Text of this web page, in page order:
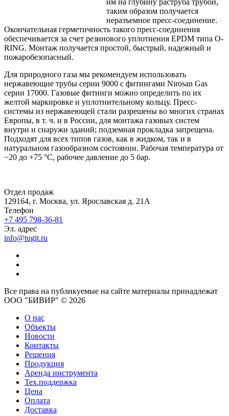
им на глубину раструба трубой,
таким образом получается
неразъемное пресс-соединение.
Окончательная герметичность такого пресс-соединения
обеспечивается за счет резинового уплотнения EPDM типа O-
RING. Монтаж получается простой, быстрый, надежный и
пожаробезопасный.
Для природного газа мы рекомендуем использовать
нержавеющие трубы серии 9000 с фитингами Nirosan Gas
серии 17000. Газовые фитинги можно определить по их
желтой маркировке и уплотнительному кольцу. Пресс-
системы из нержавеющей стали разрешены во многих странах
Европы, в т. ч. и в России, для монтажа газовых систем
внутри и снаружи зданий; подземная прокладка запрещена.
Подходят для всех типов газов, как в жидком, так и в
натуральном газообразном состоянии. Рабочая температура от
−20 до +75 °C, рабочее давление до 5 бар.
Отдел продаж
129164, г. Москва, ул. Ярославская д. 21А
Телефон
+7 495 798-36-81
Эл. адрес
info@tugit.ru
Все права на публикуемые на сайте материалы принадлежат
ООО "БИВИР" © 2026
О нас
Объекты
Новости
Контакты
Решения
Продукция
Аренда инструмента
Тех.поддержка
Цена
Оплата
Доставка